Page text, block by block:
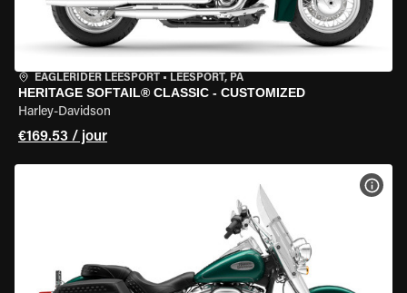
EAGLERIDER LEESPORT • LEESPORT, PA
HERITAGE SOFTAIL® CLASSIC - CUSTOMIZED
Harley-Davidson
€169.53 / jour